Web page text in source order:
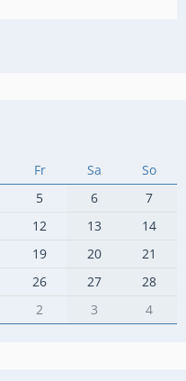
Fr Sa
So
5 6
7
12 13
14
19 20
21
26 27
28
2 3 4